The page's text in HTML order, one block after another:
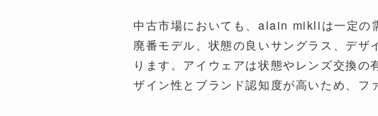
中古市場においても、alain mikliは一定の
廃番モデル、状態の良いサングラス、デ
ります。アイウェアは状態やレンズ交換
ザイン性とブランド認知度が高いため、フ